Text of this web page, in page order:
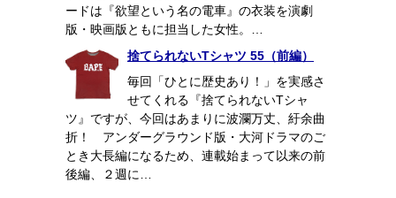
ードは『欲望という名の電車』の衣装を演劇
版・映画版ともに担当した女性。…
捨てられないTシャツ 55（前編）
毎回「ひとに歴史あり！」を実感さ
せてくれる『捨てられないTシャ
ツ』ですが、今回はあまりに波瀾万丈、紆余曲
折！ アンダーグラウンド版・大河ドラマのご
とき大長編になるため、連載始まって以来の前
後編、２週に…